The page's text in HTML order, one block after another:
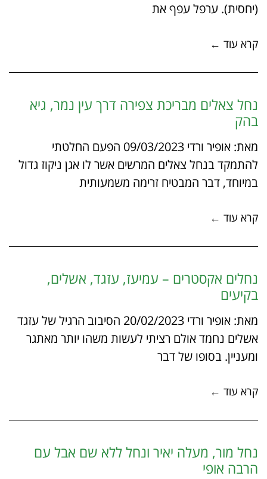
(יחסית). ערפל עפף את
קרא עוד ←
נחל צאלים מבריכת צפירה דרך עין נמר, גיא
בהק
מאת: אופיר ורדי 09/03/2023 הפעם החלטתי
להתמקד בנחל צאלים המרשים אשר לו אגן ניקוז גדול
במיוחד, דבר המבטיח זרימה משמעותית
קרא עוד ←
נחלים אקסטרים – עמיעז, עזגד, אשלים,
בקיעים
מאת: אופיר ורדי 20/02/2023 הסיבוב הרגיל של עזגד
אשלים נחמד אולם רציתי לעשות משהו יותר מאתגר
ומעניין. בסופו של דבר
קרא עוד ←
נחל מור, מעלה יאיר ונחל ללא שם אבל עם
הרבה אופי